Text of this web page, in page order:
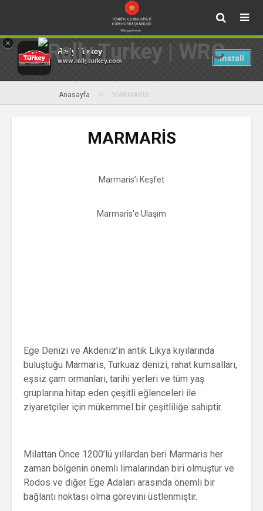
×
Rally Turkey
www.rallyturkey.com Install
Anasayfa > MARMARİS
MARMARİS
Marmaris’i Keşfet
Marmaris’e Ulaşım
Ege Denizi ve Akdeniz’in antik Likya kıyılarında
buluştuğu Marmaris, Turkuaz denizi, rahat kumsalları,
eşsiz çam ormanları, tarihi yerleri ve tüm yaş
gruplarına hitap eden çeşitli eğlenceleri ile
ziyaretçiler için mükemmel bir çeşitliliğe sahiptir.
Milattan Önce 1200’lü yıllardan beri Marmaris her
zaman bölgenin önemli limalarından biri olmuştur ve
Rodos ve diğer Ege Adaları arasında önemli bir
bağlantı noktası olma görevini üstlenmiştir.